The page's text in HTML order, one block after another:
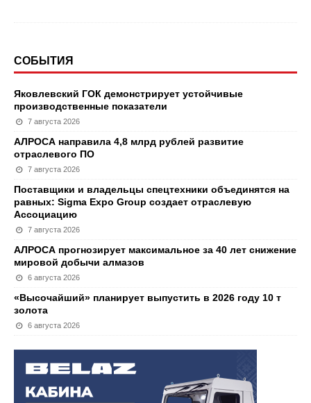
СОБЫТИЯ
Яковлевский ГОК демонстрирует устойчивые
производственные показатели
7 августа 2026
АЛРОСА направила 4,8 млрд рублей развитие
отраслевого ПО
7 августа 2026
Поставщики и владельцы спецтехники объединятся на
равных: Sigma Expo Group создает отраслевую
Ассоциацию
7 августа 2026
АЛРОСА прогнозирует максимальное за 40 лет снижение
мировой добычи алмазов
6 августа 2026
«Высочайший» планирует выпустить в 2026 году 10 т
золота
6 августа 2026